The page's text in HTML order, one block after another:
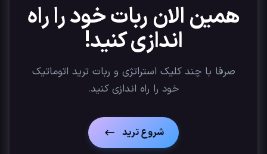
همین الان ربات خود را راه
اندازی کنید!
صرفا با چند کلیک استراتژی‌ و ربات ترید اتوماتیک
خود را راه اندازی کنید.
شروع ترید